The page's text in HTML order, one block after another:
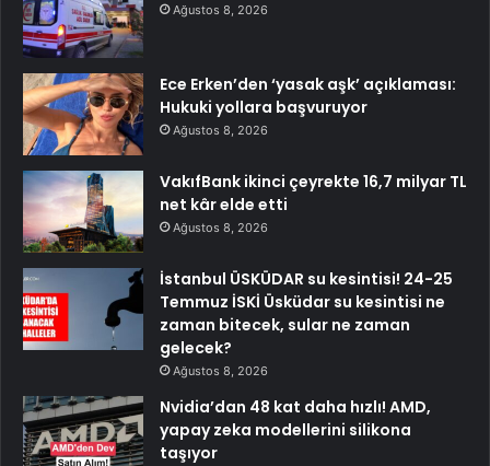
Ağustos 8, 2026
Ece Erken’den ‘yasak aşk’ açıklaması:
Hukuki yollara başvuruyor
Ağustos 8, 2026
VakıfBank ikinci çeyrekte 16,7 milyar TL
net kâr elde etti
Ağustos 8, 2026
İstanbul ÜSKÜDAR su kesintisi! 24-25
Temmuz İSKİ Üsküdar su kesintisi ne
zaman bitecek, sular ne zaman
gelecek?
Ağustos 8, 2026
Nvidia’dan 48 kat daha hızlı! AMD,
yapay zeka modellerini silikona
taşıyor